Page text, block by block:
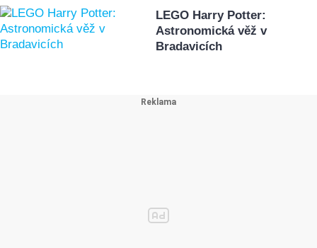
LEGO Harry Potter:
Astronomická věž v
Bradavicích